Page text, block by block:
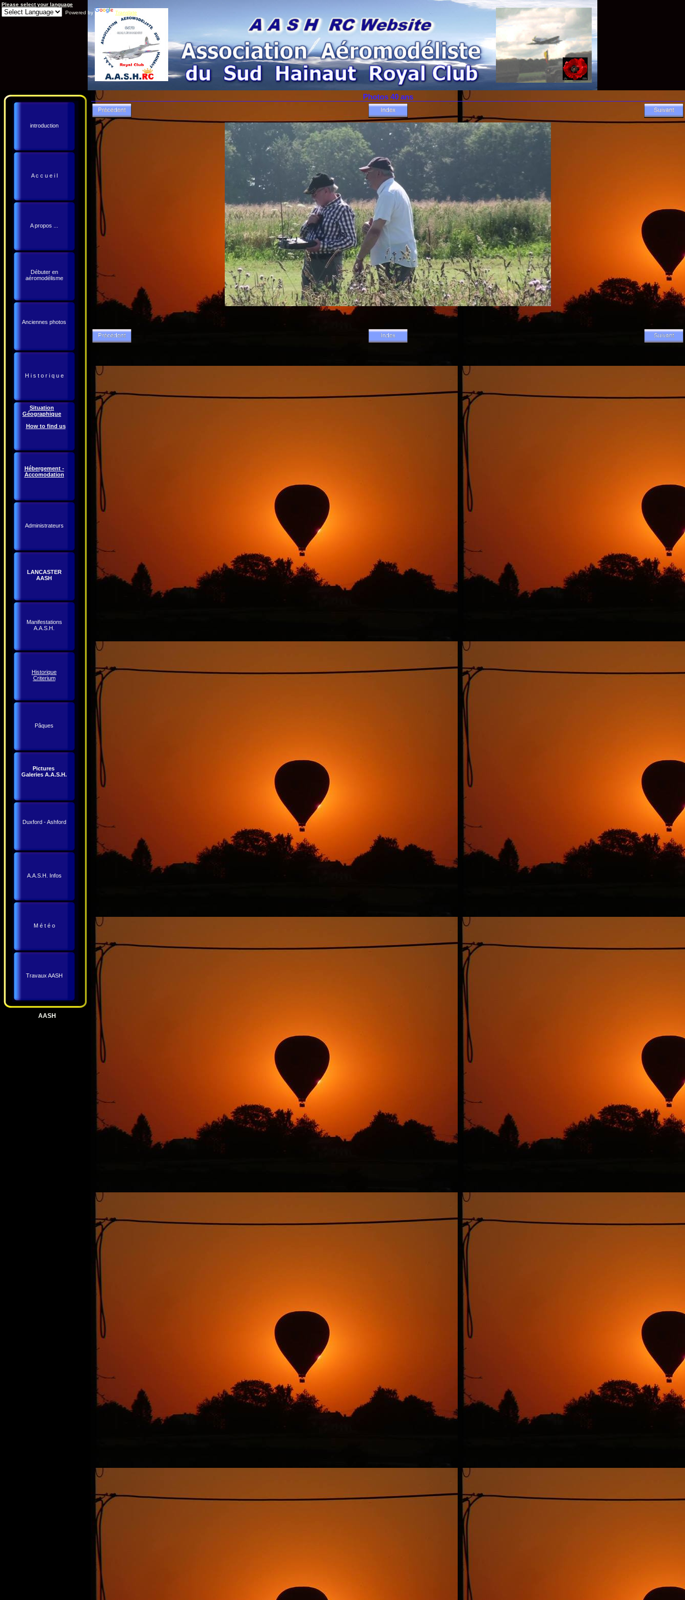
Please select your language
Powered by
Translate
introduction
A c c u e i l
A propos ...
Débuter en
aéromodélisme
Anciennes photos
H i s t o r i q u e
Situation
Géographique
How to find us
Hébergement -
Accomodation
Administrateurs
LANCASTER
AASH
Manifestations
A.A.S.H.
Historique
Criterium
Pâques
Pictures
Galeries A.A.S.H.
Duxford - Ashford
A.A.S.H. Infos
M é t é o
Travaux AASH
AASH
Photos 40 ans